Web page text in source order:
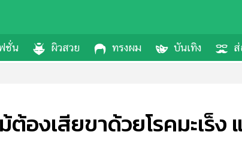
ชั่น ผิวสวย ทรงผม บันเทิง
องเสียขาด้วยโรคมะเร็ง